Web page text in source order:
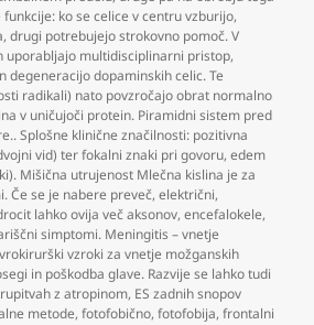
ko se celice v centru vzburijo,
,drugi potrebujejo strokovno pomoč. V
uporabljajo multidisciplinarni pristop,
degeneracijo dopaminskih celic. Te
radikali) nato povzročajo obrat normalno
v uničujoči protein. Piramidni sistem pred
Splošne klinične značilnosti: pozitivna
vid) ter fokalni znaki pri govoru,edem
Mišična utrujenost Mlečna kislina je za
Če se je nabere preveč,električni,
lahko ovija več aksonov,encefalokele,
simptomi. Meningitis – vnetje
vzroki za vnetje možganskih
in poškodba glave. Razvije se lahko tudi
z atropinom, ES zadnih snopov
metode,fotofobično,fotofobija,frontalni